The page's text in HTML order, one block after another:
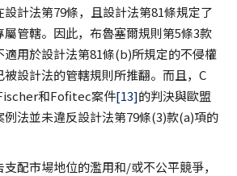
計法第79條，且設計法第81條規定了
管轄。因此，布魯塞爾規則第5條3款
適用於設計法第81條(b)所規定的不侵權
設計法的管轄規則所推翻。而且，C
和Fofitec案件[13]的判決與歐盟
例法並未違反設計法第79條(3)款(a)項的
配市場地位的濫用和/或不公平競爭，